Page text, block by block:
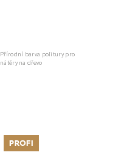
Přírodní barva politury pro
nátěry na dřevo
Tip